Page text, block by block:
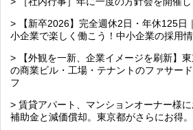
> 【新卒2026】完全週休2日・年休125日
小企業で楽しく働こう！中小企業の採用
> 【外観を一新、企業イメージを刷新】
の商業ビル・工場・テナントのファサー
フ
> 賃貸アパート、マンションオーナー様
補助金と減価償却。東京都がさらにお得。